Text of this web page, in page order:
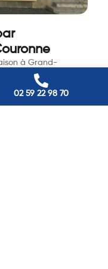
02 59 22 98 70
à Grand-